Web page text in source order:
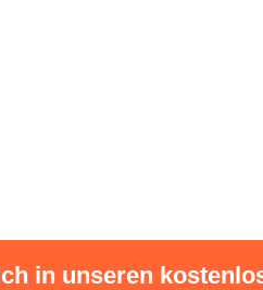
in unseren